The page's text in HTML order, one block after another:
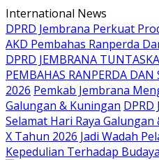
Langsung
ke
konten
International News
DPRD Jembrana Perkuat
AKD Pembahas Ranperda
DPRD JEMBRANA
PEMBAHAS RANPERDA DAN
2026 Pemkab Jembrana
Galungan & Kuningan
Selamat Hari Raya Galungan
X Tahun 2026 Jadi Wadah
Kepedulian Terhadap